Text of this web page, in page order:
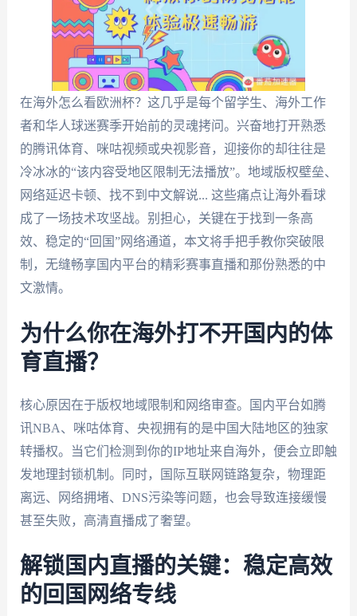
在海外怎么看欧洲杯？这几乎是每个留学生、海外工作
者和华人球迷赛季开始前的灵魂拷问。兴奋地打开熟悉
的腾讯体育、咪咕视频或央视影音，迎接你的却往往是
冷冰冰的“该内容受地区限制无法播放”。地域版权壁垒、
网络延迟卡顿、找不到中文解说... 这些痛点让海外看球
成了一场技术攻坚战。别担心，关键在于找到一条高
效、稳定的“回国”网络通道，本文将手把手教你突破限
制，无缝畅享国内平台的精彩赛事直播和那份熟悉的中
文激情。
为什么你在海外打不开国内的体
育直播？
核心原因在于版权地域限制和网络审查。国内平台如腾
讯NBA、咪咕体育、央视拥有的是中国大陆地区的独家
转播权。当它们检测到你的IP地址来自海外，便会立即触
发地理封锁机制。同时，国际互联网链路复杂，物理距
离远、网络拥堵、DNS污染等问题，也会导致连接缓慢
甚至失败，高清直播成了奢望。
解锁国内直播的关键：稳定高效
的回国网络专线